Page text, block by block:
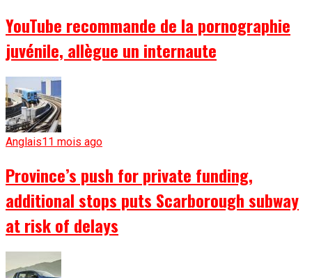
YouTube recommande de la pornographie
juvénile, allègue un internaute
Anglais11 mois ago
Province’s push for private funding,
additional stops puts Scarborough subway
at risk of delays